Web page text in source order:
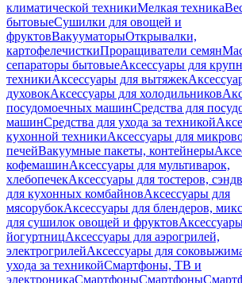
климатической техникиМелкая техника
бытовыеСушилки для овощей и
фруктовВакууматорыОткрывалки,
картофелечисткиПроращиватели семян
сепараторы бытовыеАксессуары для
техникиАксессуары для вытяжек
духовокАксессуары для холодильников
посудомоечных машинСредства для
машинСредства для ухода за техникой
кухонной техникиАксессуары для
печейВакуумные пакеты, контейнеры
кофемашинАксессуары для мультиварок,
хлебопечекАксессуары для тостеров,
для кухонных комбайновАксессуары для
мясорубокАксессуары для блендеров,
для сушилок овощей и фруктов
йогуртницАксессуары для аэрогрилей,
электрогрилейАксессуары для
ухода за техникойСмартфоны, ТВ и
электроникаСмартфоныСмартфоны